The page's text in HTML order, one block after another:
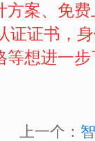
方案、免
证证书，
等想进一
上一个：